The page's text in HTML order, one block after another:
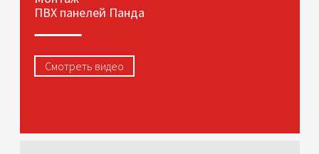
ПВХ панелей Панда
Смотреть видео